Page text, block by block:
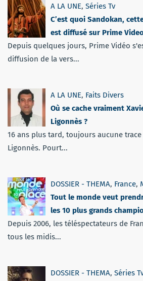
A LA UNE, Séries Tv
C’est quoi Sandokan,
est diffusé sur Prime
Depuis quelques jours, Prime Vidéo
diffusion de la vers...
A LA UNE, Faits Divers
Où se cache vraiment
Ligonnès ?
16 ans plus tard, toujours aucune
Ligonnès. Pourt...
DOSSIER - THEMA, France,
Tout le monde veut
les 10 plus grands
Depuis 2006, les téléspectateurs de
tous les midis...
DOSSIER - THEMA, Séries